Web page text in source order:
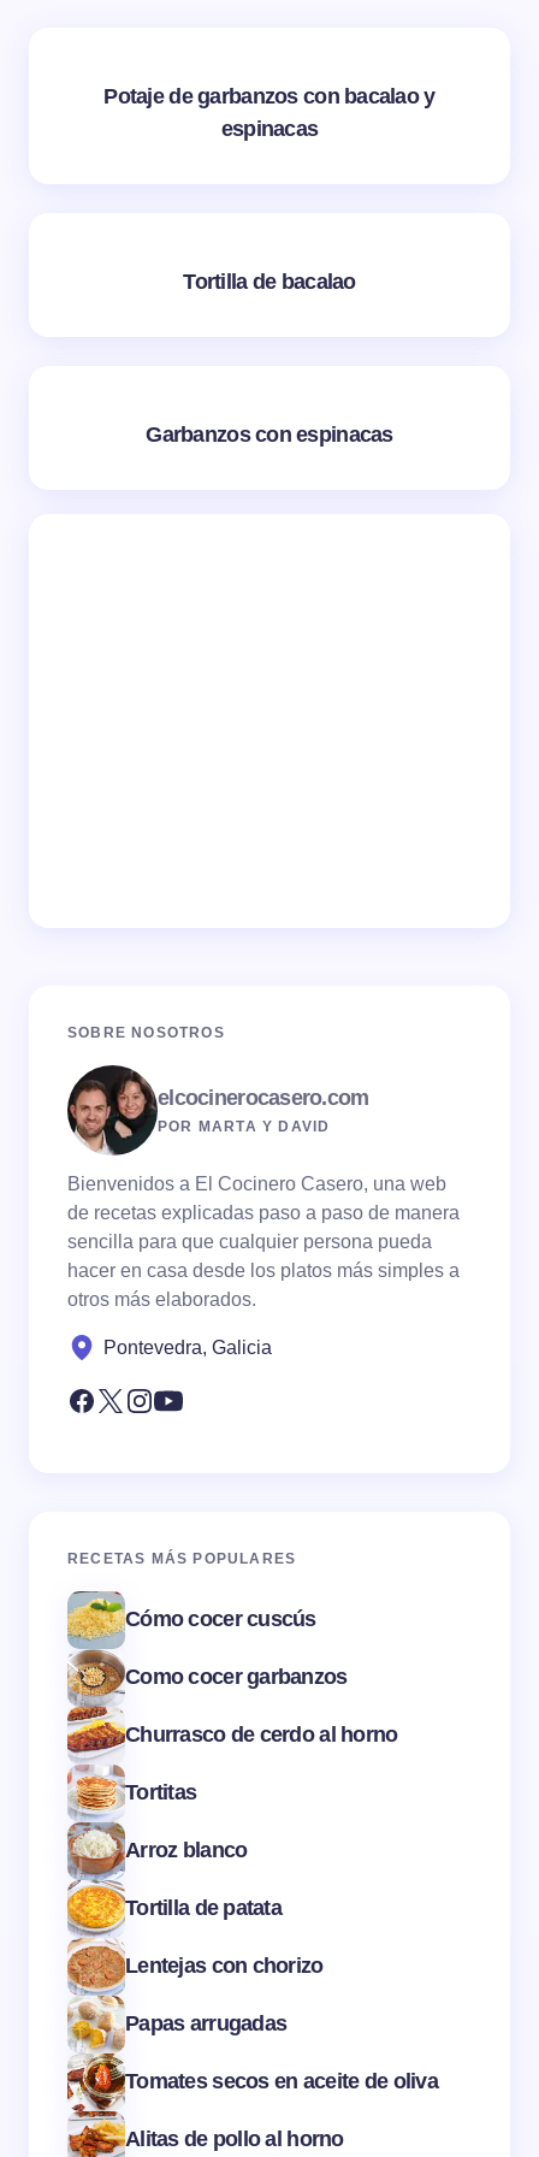
Potaje de garbanzos con bacalao y
espinacas
Tortilla de bacalao
Garbanzos con espinacas
SOBRE NOSOTROS
elcocinerocasero.com
POR MARTA Y DAVID
Bienvenidos a El Cocinero Casero, una web
de recetas explicadas paso a paso de manera
sencilla para que cualquier persona pueda
hacer en casa desde los platos más simples a
otros más elaborados.
Pontevedra, Galicia
RECETAS MÁS POPULARES
Cómo cocer cuscús
Como cocer garbanzos
Churrasco de cerdo al horno
Tortitas
Arroz blanco
Tortilla de patata
Lentejas con chorizo
Papas arrugadas
Tomates secos en aceite de oliva
Alitas de pollo al horno